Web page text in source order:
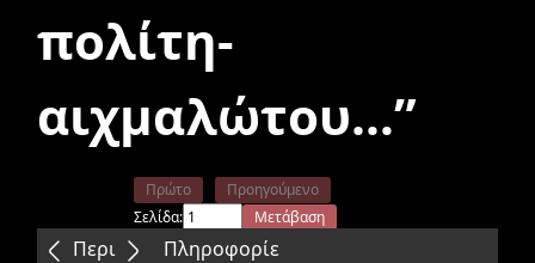
πολίτη-
αιχμαλώτου…”
Περιεχόμενα
Πρώτο
Προηγούμενο
Σελίδα:
Μετάβαση
Επόμενο
Τελευταίο
Πληροφορίε